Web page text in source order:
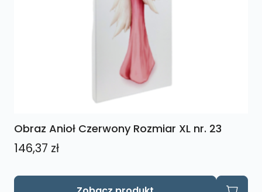
Obraz Anioł Czerwony Rozmiar XL nr. 23
146,37 zł